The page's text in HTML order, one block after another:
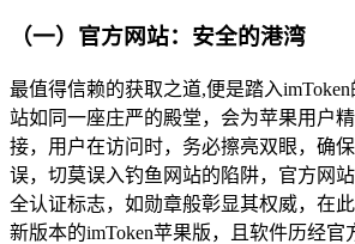
（一）官方网站：安全的港湾
最值得信赖的获取之道,便是踏入
站如同一座庄严的殿堂，会为苹果用户
接，用户在访问时，务必擦亮双眼，确
误，切莫误入钓鱼网站的陷阱，官方网
全认证标志，如勋章般彰显其权威，在
新版本的imToken苹果版，且软件历经官